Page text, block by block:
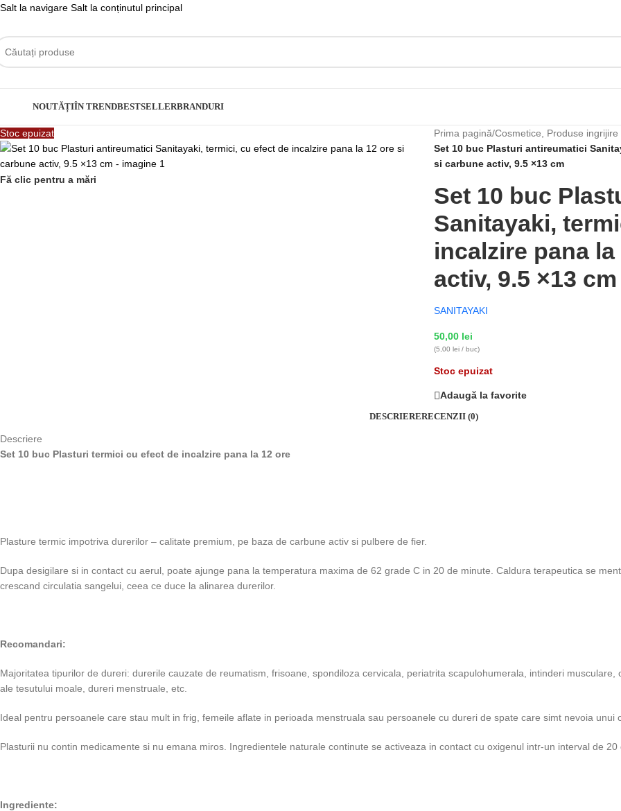
Salt la navigare Salt la conținutul principal
NOUTĂȚIÎN TRENDBESTSELLERBRANDURI
Stoc epuizat
Fă clic pentru a mări
Prima pagină/Cosmetice, Produse
Set 10 buc Plasturi antireumatici
si carbune activ, 9.5 ×13 cm
Set 10 buc
Sanitayaki,
incalzire pana
activ, 9.5 ×13 cm
SANITAYAKI
50,00 lei
(5,00 lei / buc)
Stoc epuizat
Adaugă la favorite
DESCRIERERECENZII (0)
Descriere
Set 10 buc Plasturi termici cu efect de incalzire pana la 12 ore
Plasture termic impotriva durerilor – calitate premium, pe baza de carbune activ si pulbere de fier.
Dupa desigilare si in contact cu aerul, poate ajunge pana la temperatura maxima de 62 grade C in 20 de minute. Caldura terapeutica se
crescand circulatia sangelui, ceea ce duce la alinarea durerilor.
Recomandari:
Majoritatea tipurilor de dureri: durerile cauzate de reumatism, frisoane, spondiloza cervicala, periatrita scapulohumerala, intinderi
ale tesutului moale, dureri menstruale, etc.
Ideal pentru persoanele care stau mult in frig, femeile aflate in perioada menstruala sau persoanele cu dureri de spate care simt nevoia unui
Plasturii nu contin medicamente si nu emana miros. Ingredientele naturale continute se activeaza in contact cu oxigenul intr-un interval de 20
Ingrediente: